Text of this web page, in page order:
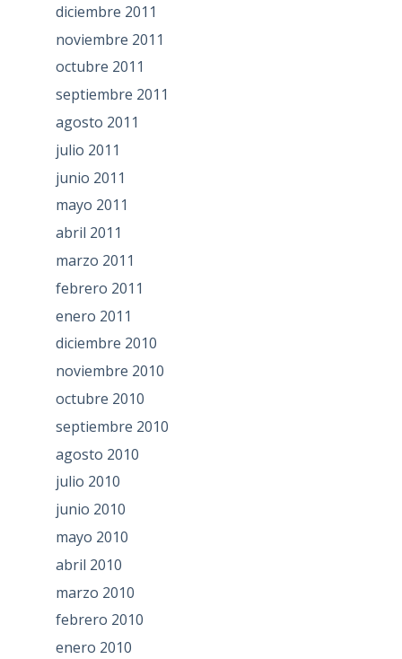
diciembre 2011
noviembre 2011
octubre 2011
septiembre 2011
agosto 2011
julio 2011
junio 2011
mayo 2011
abril 2011
marzo 2011
febrero 2011
enero 2011
diciembre 2010
noviembre 2010
octubre 2010
septiembre 2010
agosto 2010
julio 2010
junio 2010
mayo 2010
abril 2010
marzo 2010
febrero 2010
enero 2010